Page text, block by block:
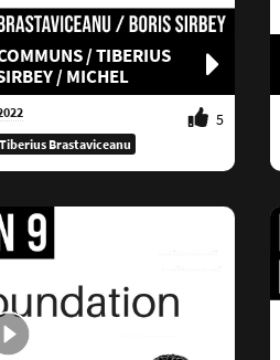
/ TIBERIUS
/ MICHEL
5
Tiberius Brastaviceanu